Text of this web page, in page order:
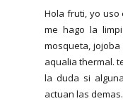
Hola fruti, yo uso
me hago la
mosqueta,
aqualia thermal.
la duda si
actuan las